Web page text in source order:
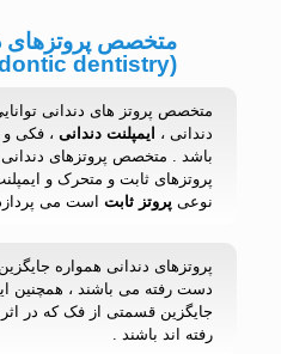
متخصص پروتزهای
(prosthodontic dentistry)
متخصص پروتز های دندانی
دندانی ،
ایمپلنت دندانی، فکی و
باشد . متخصص پروتزهای
پروتزهای ثابت و متحرک و
نوعی پروتز ثابتاست می
پروتزهای دندانی همواره
دست رفته می باشند ، همچنین
جایگزین قسمتی از فک که در
رفته اند باشند .